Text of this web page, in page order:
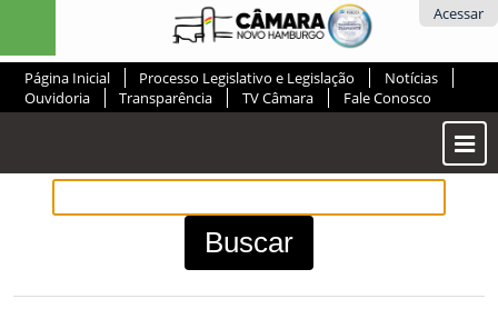
Acessar
Página Inicial Processo Legislativo e Legislação
Notícias
Ouvidoria
Transparência TV Câmara Fale Conosco
ou